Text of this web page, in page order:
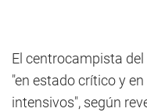
El centrocampista
"en estado crítico y
intensivos", según